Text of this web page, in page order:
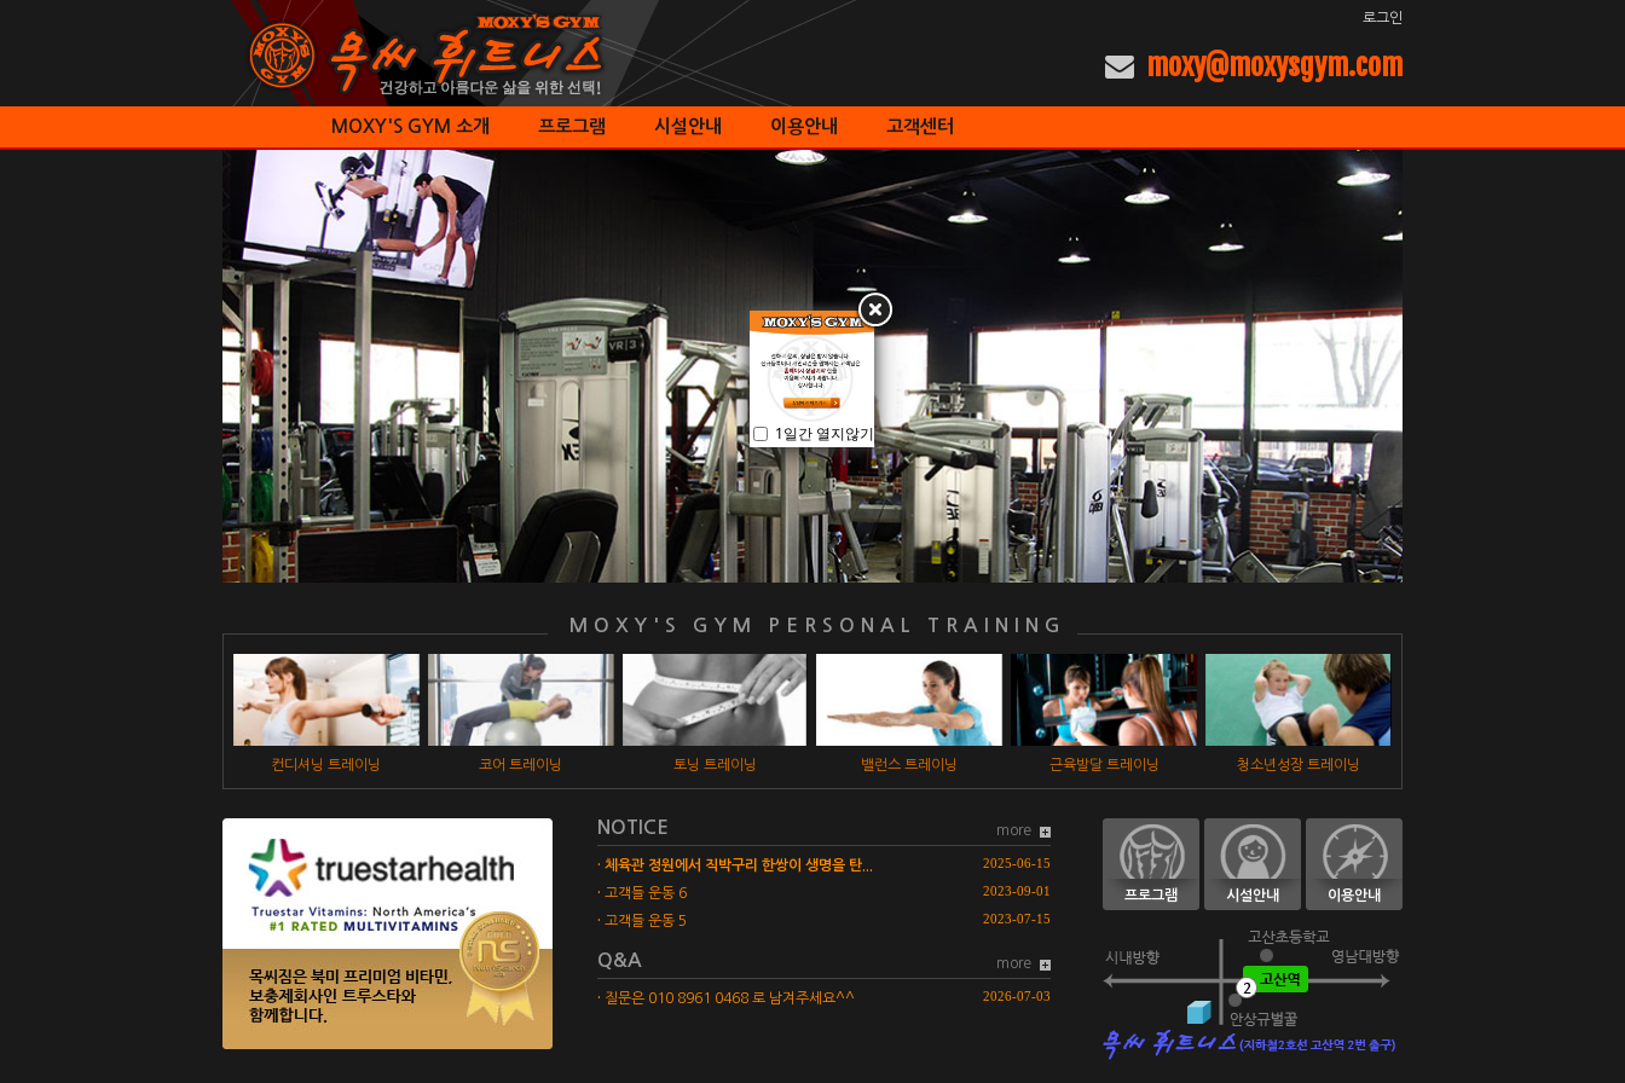
본
로그인
moxy@moxysgym.com
MOXY'S GYM 소개 프로그램 시설안내 이용안내 고객센터
MOXY'S GYM PERSONAL TRAINING
코어 트레이닝 토닝 트레이닝 밸런스 트레이닝 근육발달 트레이닝 청소년성장 트레이닝 어르신 트레이닝
NOTICE more
· 체육관 정원에서 직박구리 한쌍이 생명을 탄... 2025-06-15
· 고객들 운동 6 2023-09-01
· 고객들 운동 5 2023-07-15
Q&A more
· 질문은 010 8961 0468 로 남겨주세요^^ 2026-07-03
프로그램 시설안내 이용안내
1일간 열지않기